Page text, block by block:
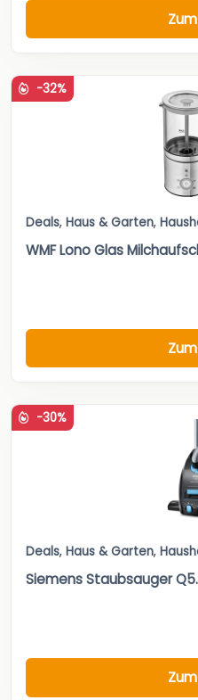
-32%
Deals, Haus & Garten,
WMF Lono Glas
-30%
Deals, Haus & Garten,
Siemens Staubsauger